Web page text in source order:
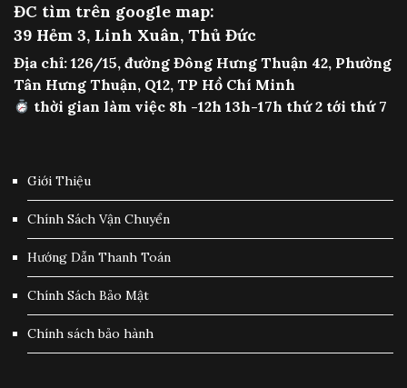
ĐC tìm trên google map:
39 Hẻm 3, Linh Xuân, Thủ Đức
Địa chỉ: 126/15, đường Đông Hưng Thuận 42, Phường
Tân Hưng Thuận, Q12, TP Hồ Chí Minh
thời gian làm việc 8h -12h 13h-17h thứ 2 tới thứ 7
Giới Thiệu
Chính Sách Vận Chuyển
Hướng Dẫn Thanh Toán
Chính Sách Bảo Mật
Chính sách bảo hành